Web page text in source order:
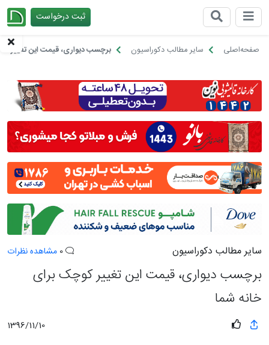
ثبت درخواست
صفحه‌اصلی سایر مطالب دکوراسیون برچسب دیواری، قیمت این تغییر
سایر مطالب دکوراسیون مشاهده نظرات
برچسب دیواری، قیمت این تغییر کوچک برای
خانه شما
1396/11/10